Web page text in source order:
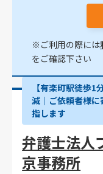
※ご利用の際には
をご確認下さい
【有楽町駅徒歩
減｜ご依頼者様
指します
弁護士法人
京事務所